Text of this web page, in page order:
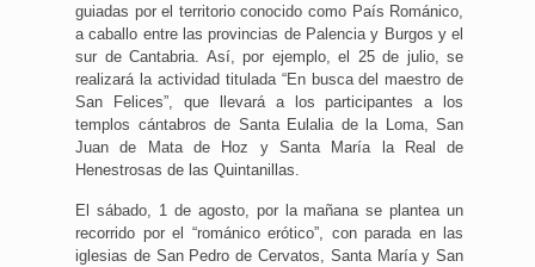
guiadas por el territorio conocido como País Románico,
a caballo entre las provincias de Palencia y Burgos y el
sur de Cantabria. Así, por ejemplo, el 25 de julio, se
realizará la actividad titulada “En busca del maestro de
San Felices”, que llevará a los participantes a los
templos cántabros de Santa Eulalia de la Loma, San
Juan de Mata de Hoz y Santa María la Real de
Henestrosas de las Quintanillas.
El sábado, 1 de agosto, por la mañana se plantea un
recorrido por el “románico erótico”, con parada en las
iglesias de San Pedro de Cervatos, Santa María y San